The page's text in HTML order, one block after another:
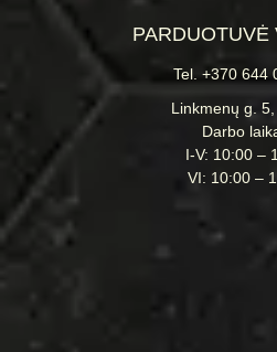
PARDUOTUVĖ
Tel. +370 644
Linkmenų g.
Darbo
I-V: 10:00 –
VI: 10:00 –